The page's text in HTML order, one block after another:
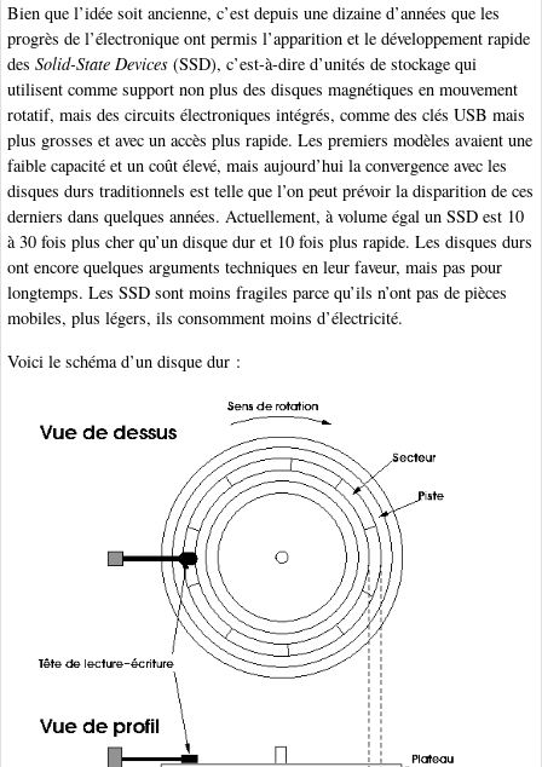
Bien que l’idée soit ancienne, c’est depuis une dizaine d’années que les
progrès de l’électronique ont permis l’apparition et le développement rapide
des Solid-State Devices (SSD), c’est-à-dire d’unités de stockage qui
utilisent comme support non plus des disques magnétiques en mouvement
rotatif, mais des circuits électroniques intégrés, comme des clés USB mais
plus grosses et avec un accès plus rapide. Les premiers modèles avaient une
faible capacité et un coût élevé, mais aujourd’hui la convergence avec les
disques durs traditionnels est telle que l’on peut prévoir la disparition de ces
derniers dans quelques années. Actuellement, à volume égal un SSD est 10
à 30 fois plus cher qu’un disque dur et 10 fois plus rapide. Les disques durs
ont encore quelques arguments techniques en leur faveur, mais pas pour
longtemps. Les SSD sont moins fragiles parce qu’ils n’ont pas de pièces
mobiles, plus légers, ils consomment moins d’électricité.
Voici le schéma d’un disque dur :